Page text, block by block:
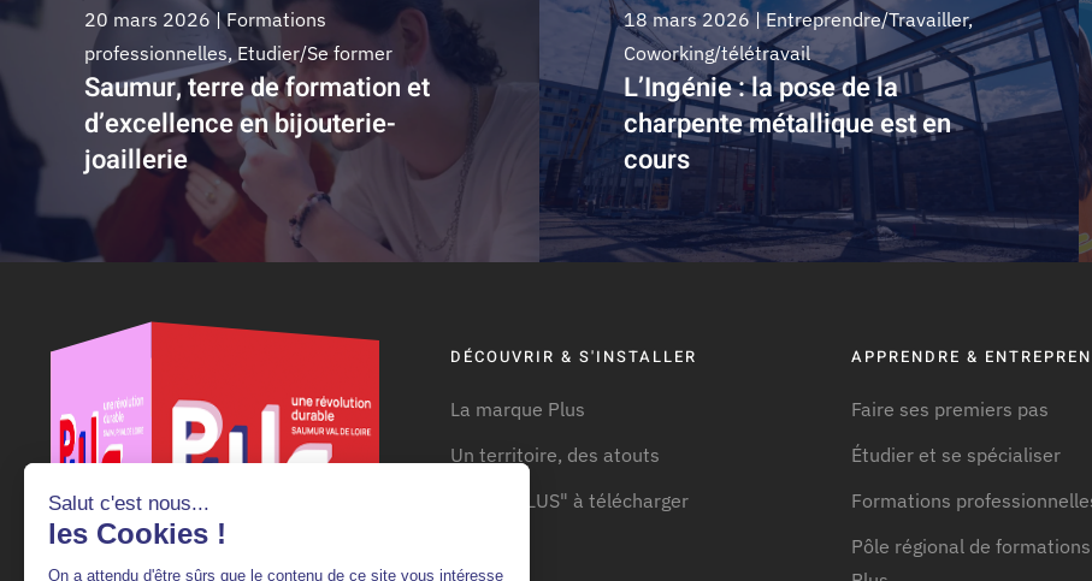
20 mars 2026|Formations
professionnelles, Etudier/Se former
Saumur, terre de formation et
d’excellence en bijouterie-
joaillerie
18 mars 2026|Entreprendre/Travailler,
Coworking/télétravail
L’Ingénie : la pose de la
charpente métallique est en
cours
DÉCOUVRIR & S'INSTALLER
La marque Plus
Un territoire, des atouts
Guide "PLUS" à télécharger
APPRENDRE &
Faire ses premiers pas
Étudier et se spécialiser
Formations
Pôle régional de
Salut c'est nous...
les Cookies !
On a attendu d'être sûrs que le contenu de ce site vous intéresse